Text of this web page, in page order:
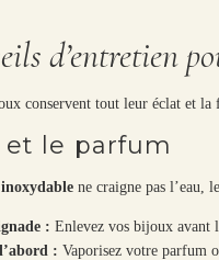
d’entretien
conservent tout leur éclat et la
et le parfum
ne craigne pas l’eau,
: Enlevez vos bijoux avant
: Vaporisez votre parfum